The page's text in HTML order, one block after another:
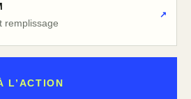
remplissage
↗
L’ACTION